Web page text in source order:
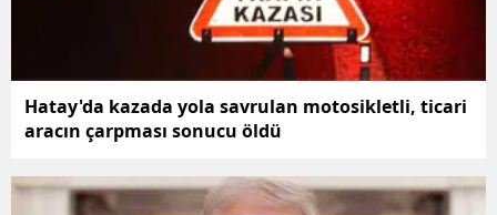
Gaziantep
Hakkari
Hatay'da kazada yola savrulan motosikletli, ticari
aracın çarpması sonucu öldü